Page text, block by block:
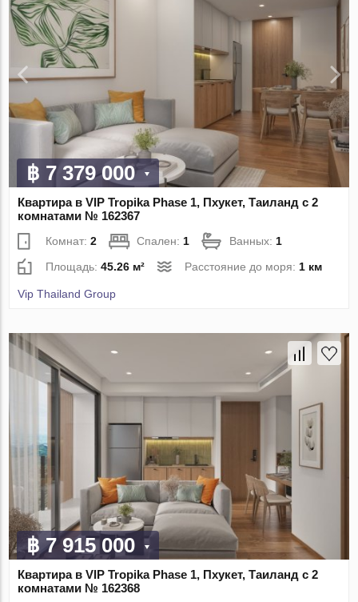
฿ 7 379 000
Квартира в VIP Tropika Phase 1, Пхукет, Таиланд с 2
комнатами № 162367
Комнат:2 Спален: 1 Ванных: 1
Площадь:45.26 м² Расстояние до моря: 1 км
Vip Thailand Group
฿ 7 915 000
Квартира в VIP Tropika Phase 1, Пхукет, Таиланд с 2
комнатами № 162368